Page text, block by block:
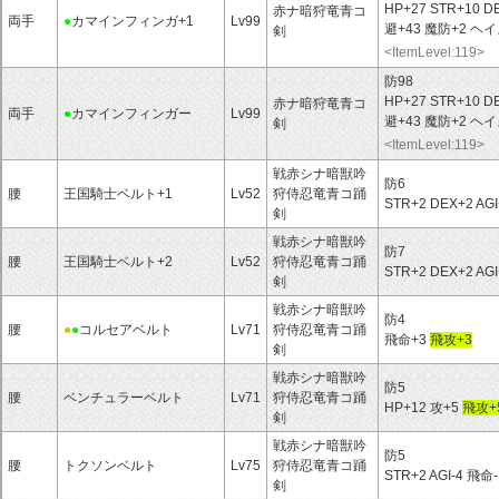
両手 ●カマインフィンガ+1 Lv99
赤ナ暗狩竜青コ
剣
HP+27 STR+10
避+43 魔防+2 ヘ
<ItemLevel:119>
両手 ●カマインフィンガー Lv99
赤ナ暗狩竜青コ
剣
防98
HP+27 STR+10
避+43 魔防+2 ヘ
<ItemLevel:119>
腰 王国騎士ベルト+1 Lv52
戦赤シナ暗獣吟
狩侍忍竜青コ踊
剣
防6
STR+2 DEX+2
腰 王国騎士ベルト+2 Lv52
戦赤シナ暗獣吟
狩侍忍竜青コ踊
剣
防7
STR+2 DEX+2
腰 ●●コルセアベルト Lv71
戦赤シナ暗獣吟
狩侍忍竜青コ踊
剣
防4
飛命+3 飛攻+3
腰 ベンチュラーベルト Lv71
戦赤シナ暗獣吟
狩侍忍竜青コ踊
剣
防5
HP+12 攻+5 飛攻
腰 トクソンベルト Lv75
戦赤シナ暗獣吟
狩侍忍竜青コ踊
剣
防5
STR+2 AGI-4 飛